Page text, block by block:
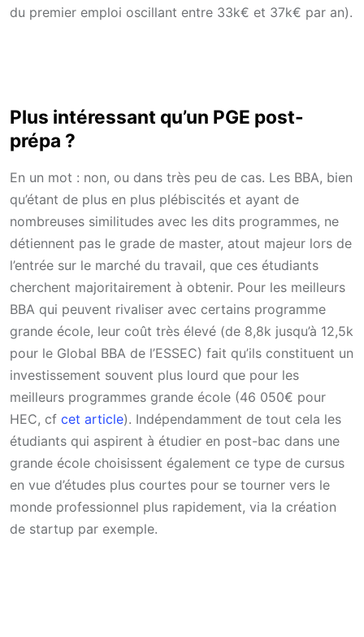
du premier emploi oscillant entre 33k€ et 37k€ par an).
Plus intéressant qu’un PGE post-
prépa ?
En un mot : non, ou dans très peu de cas. Les BBA, bien
qu’étant de plus en plus plébiscités et ayant de
nombreuses similitudes avec les dits programmes, ne
détiennent pas le grade de master, atout majeur lors de
l’entrée sur le marché du travail, que ces étudiants
cherchent majoritairement à obtenir. Pour les meilleurs
BBA qui peuvent rivaliser avec certains programme
grande école, leur coût très élevé (de 8,8k jusqu’à 12,5k
pour le Global BBA de l’ESSEC) fait qu’ils constituent un
investissement souvent plus lourd que pour les
meilleurs programmes grande école (46 050€ pour
HEC, cf cet article). Indépendamment de tout cela les
étudiants qui aspirent à étudier en post-bac dans une
grande école choisissent également ce type de cursus
en vue d’études plus courtes pour se tourner vers le
monde professionnel plus rapidement, via la création
de startup par exemple.